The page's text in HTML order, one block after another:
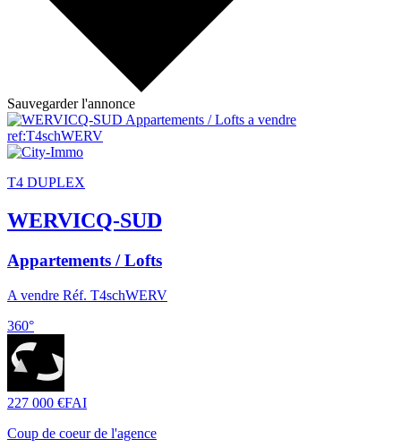
Sauvegarder l'annonce
T4 DUPLEX
WERVICQ-SUD
Appartements / Lofts
A vendre Réf. T4schWERV
360°
227 000 €FAI
Coup de coeur de l'agence